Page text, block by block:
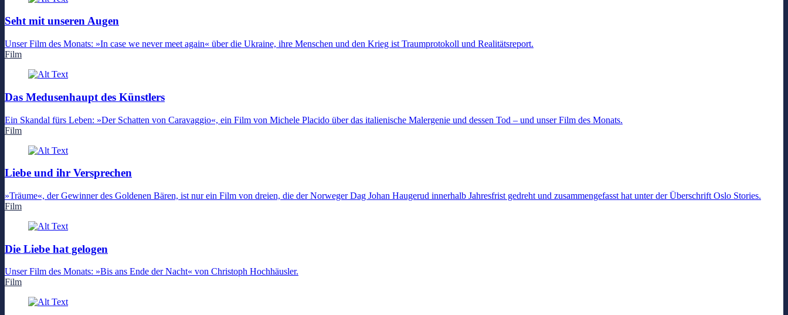
Seht mit unseren Augen
Unser Film des Monats: »In case we never meet again« über die Ukraine, ihre Menschen und den Krieg ist Traumprotokoll und Realitätsreport.
Film
Das Medusenhaupt des Künstlers
Ein Skandal fürs Leben: »Der Schatten von Caravaggio«, ein Film von Michele Placido über das italienische Malergenie und dessen Tod – und unser Film des Monats.
Film
Liebe und ihr Versprechen
»Träume«, der Gewinner des Goldenen Bären, ist nur ein Film von dreien, die der Norweger Dag Johan Haugerud innerhalb Jahresfrist gedreht und zusammengefasst hat unter der Überschrift Oslo Stories.
Film
Die Liebe hat gelogen
Unser Film des Monats: »Bis ans Ende der Nacht« von Christoph Hochhäusler.
Film